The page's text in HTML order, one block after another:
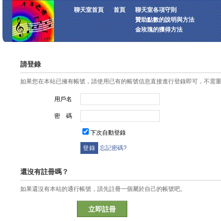
聊天室首頁 首頁
聊天室各項守則
贊助點數的說明與方法
金玫瑰的獲得方法
請登錄
如果您在本站已擁有帳號，請使用已有的帳號信息直接進行登錄即可，不需
用戶名
密 碼
下次自動登錄
忘記密碼?
還沒有註冊嗎？
如果還沒有本站的通行帳號，請先註冊一個屬於自己的帳號吧。
立即註冊